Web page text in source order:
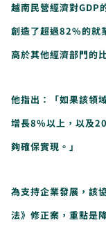
越南民營經濟對GDP
創造了超過82%的就
高於其他經濟部門的
他指出：「如果該領
增長8%以上，以及
夠確保實現。」
為支持企業發展，該
法》修正案，重點是